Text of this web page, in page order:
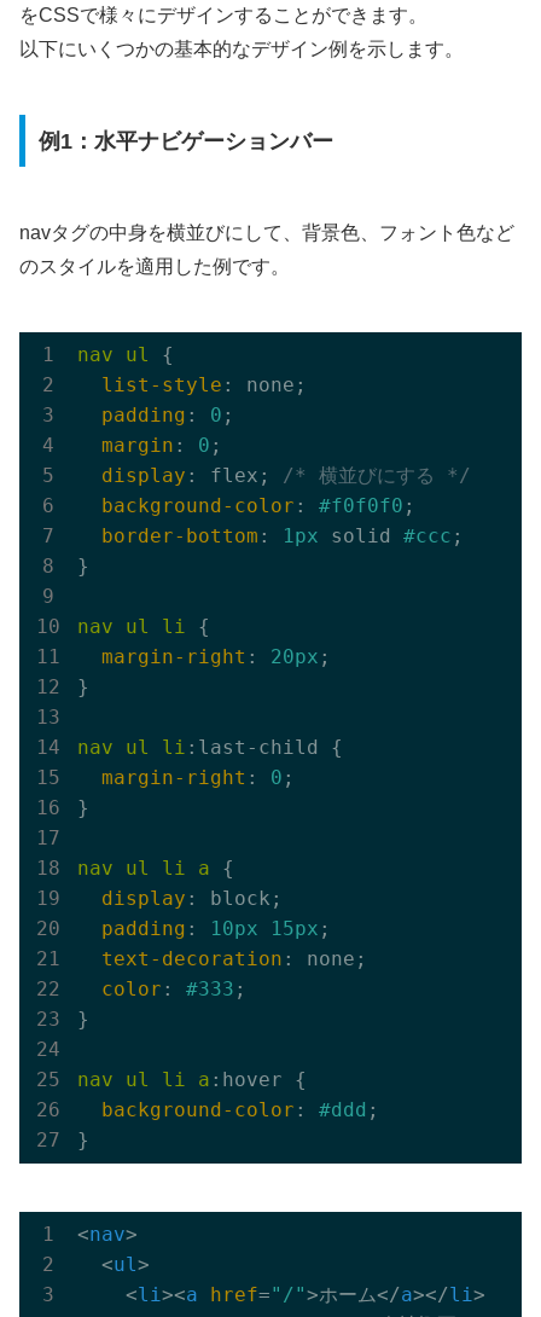
をCSSで様々にデザインすることができます。
以下にいくつかの基本的なデザイン例を示します。
例1：水平ナビゲーションバー
navタグの中身を横並びにして、背景色、フォント色など
のスタイルを適用した例です。
nav ul
{
list-style : none;
padding : 0 ;
margin : 0 ;
display : flex; /* 横並びにする */
background-color : #f0f0f0 ;
border-bottom : 1px solid #ccc ;
}
nav ul li {
margin-right : 20px ;
}
nav ul li :last-child {
margin-right : 0 ;
}
nav ul li a {
display : block;
padding : 10px 15px ;
text-decoration : none;
color : #333 ;
}
nav ul li a :hover {
background-color : #ddd ;
<nav>
<ul>
<li><a href="/">ホーム</a></li>